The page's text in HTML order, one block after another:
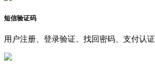
短信验证码
用户注册、登录验证、找回密码、支付认证